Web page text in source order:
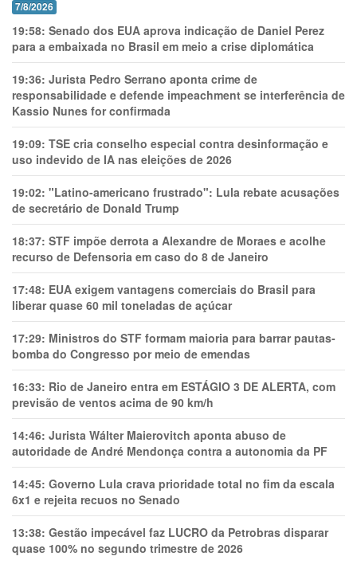
7/8/2026
19:58: Senado dos EUA aprova indicação de Daniel Perez
para a embaixada no Brasil em meio a crise diplomática
19:36: Jurista Pedro Serrano aponta crime de
responsabilidade e defende impeachment se interferência de
Kassio Nunes for confirmada
19:09: TSE cria conselho especial contra desinformação e
uso indevido de IA nas eleições de 2026
19:02: "Latino-americano frustrado": Lula rebate acusações
de secretário de Donald Trump
18:37: STF impõe derrota a Alexandre de Moraes e acolhe
recurso de Defensoria em caso do 8 de Janeiro
17:48: EUA exigem vantagens comerciais do Brasil para
liberar quase 60 mil toneladas de açúcar
17:29: Ministros do STF formam maioria para barrar pautas-
bomba do Congresso por meio de emendas
16:33: Rio de Janeiro entra em ESTÁGIO 3 DE ALERTA, com
previsão de ventos acima de 90 km/h
14:46: Jurista Wálter Maierovitch aponta abuso de
autoridade de André Mendonça contra a autonomia da PF
14:45: Governo Lula crava prioridade total no fim da escala
6x1 e rejeita recuos no Senado
13:38: Gestão impecável faz LUCRO da Petrobras disparar
quase 100% no segundo trimestre de 2026